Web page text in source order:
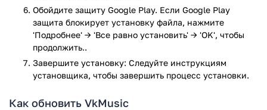
Особенности и преимущества
программы:
Быстрый поиск музыки по базе соцсети ВКонтакте.
Возможность скачать музыку ВКонтакте на телефон.
Удобный интерфейс на русском языке.
Поддержка тёмной темы оформления.
Обойдите защиту Google Play. Если Google Play
защита блокирует установку файла, нажмите
'Подробнее' → 'Все равно установить' → 'OK', чтобы
продолжить..
Завершите установку: Следуйте инструкциям
установщика, чтобы завершить процесс установки.
Как обновить VkMusic